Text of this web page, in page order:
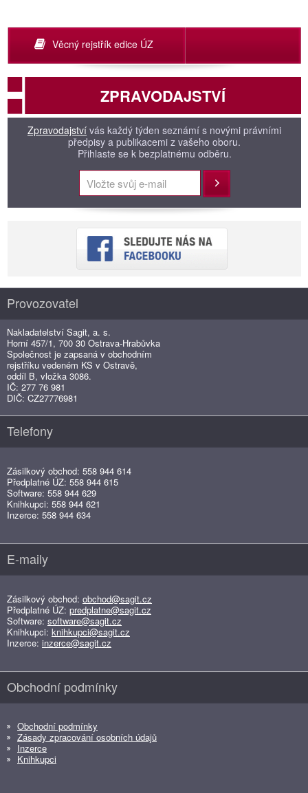
Věcný rejstřík edice ÚZ
ZPRAVODAJSTVÍ
Zpravodajství vás každý týden seznámí s novými právními
předpisy a publikacemi z vašeho oboru.
Přihlaste se k bezplatnému odběru.
Přihlásit
Provozovatel
Nakladatelství Sagit, a. s.
Horní 457/1, 700 30 Ostrava-Hrabůvka
Společnost je zapsaná v obchodním
rejstříku vedeném KS v Ostravě,
oddíl B, vložka 3086.
IČ: 277 76 981
DIČ: CZ27776981
Telefony
Zásilkový obchod: 558 944 614
Předplatné ÚZ: 558 944 615
Software: 558 944 629
Knihkupci: 558 944 621
Inzerce: 558 944 634
E-maily
Zásilkový obchod: obchod@sagit.cz
Předplatné ÚZ: predplatne@sagit.cz
Software: software@sagit.cz
Knihkupci: knihkupci@sagit.cz
Inzerce: inzerce@sagit.cz
Obchodní podmínky
Obchodní podmínky
Zásady zpracování osobních údajů
Inzerce
Knihkupci